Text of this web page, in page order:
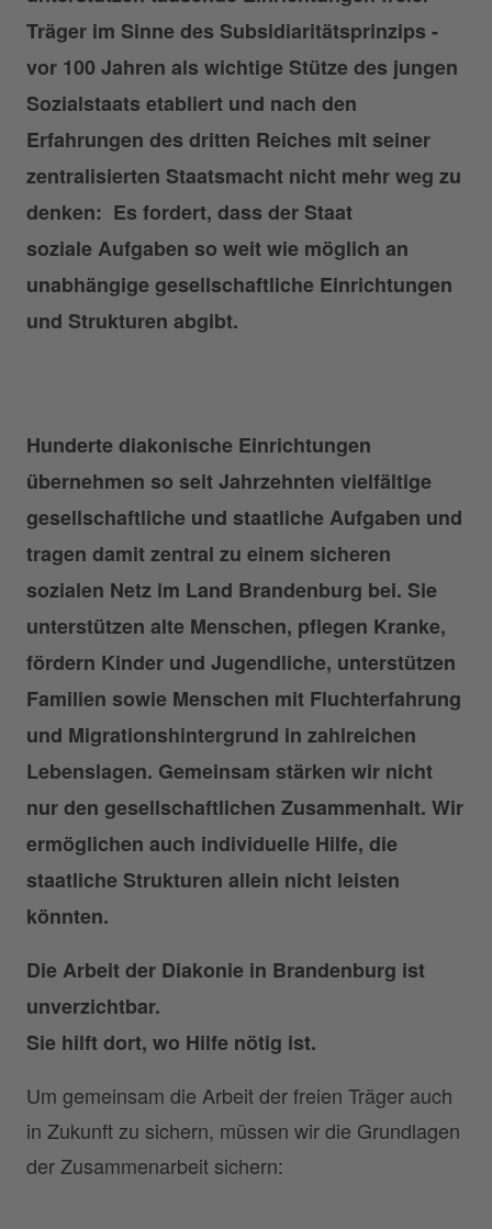
Träger im Sinne des Subsidiaritätsprinzips -
vor 100 Jahren als wichtige Stütze des jungen
Sozialstaats etabliert und nach den
Erfahrungen des dritten Reiches mit seiner
zentralisierten Staatsmacht nicht mehr weg zu
denken: Es fordert, dass der Staat
soziale Aufgaben so weit wie möglich an
unabhängige gesellschaftliche Einrichtungen
und Strukturen abgibt.
Hunderte diakonische Einrichtungen
übernehmen so seit Jahrzehnten vielfältige
gesellschaftliche und staatliche Aufgaben und
tragen damit zentral zu einem sicheren
sozialen Netz im Land Brandenburg bei. Sie
unterstützen alte Menschen, pflegen Kranke,
fördern Kinder und Jugendliche, unterstützen
Familien sowie Menschen mit Fluchterfahrung
und Migrationshintergrund in zahlreichen
Lebenslagen. Gemeinsam stärken wir nicht
nur den gesellschaftlichen Zusammenhalt. Wir
ermöglichen auch individuelle Hilfe, die
staatliche Strukturen allein nicht leisten
könnten.
Die Arbeit der Diakonie in Brandenburg ist
unverzichtbar.
Sie hilft dort, wo Hilfe nötig ist.
Um gemeinsam die Arbeit der freien Träger auch
in Zukunft zu sichern, müssen wir die Grundlagen
der Zusammenarbeit sichern: